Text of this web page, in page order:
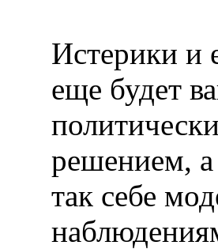
Истерики и
еще будет
решением,
так себе